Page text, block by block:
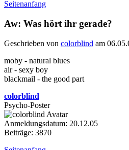
Seitenanfang
Aw: Was hört ihr gerade?
Geschrieben von colorblind am
moby - natural blues
air - sexy boy
blackmail - the good part
colorblind
Psycho-Poster
Anmeldungsdatum: 20.12.05
Beiträge: 3870